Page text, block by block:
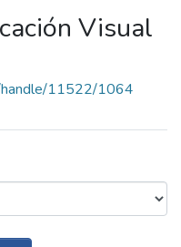
Visual
handle/11522/1064